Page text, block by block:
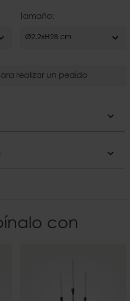
Tamaño:
Ø2,2xH28 cm expand_more
realizar un pedido
expand_more
expand_more
con